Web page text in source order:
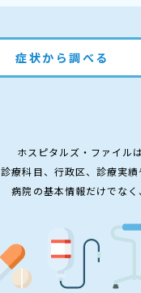
症状から調べる
ホスピタルズ・ファイル
診療科目、行政区、診療実
病院の基本情報だけでな